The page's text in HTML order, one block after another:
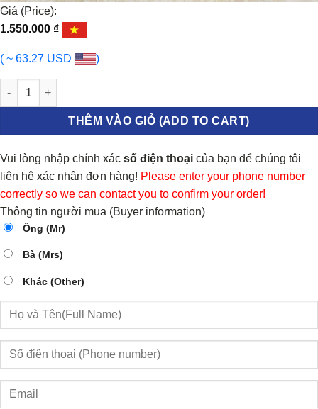
Giá (Price):
1.550.000 ₫
( ~ 63.27 USD )
TRỞ QUẠT ĐIỀU HÒA CHEVROLET ORLANDO 2011-2016 |
THÊM VÀO GIỎ (ADD TO CART)
Vui lòng nhập chính xác số điện thoại của bạn để chúng tôi
liên hệ xác nhận đơn hàng! Please enter your phone number
correctly so we can contact you to confirm your order!
Thông tin người mua (Buyer information)
Ông (Mr)
Bà (Mrs)
Khác (Other)